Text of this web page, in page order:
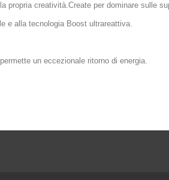
propria creatività.Create per dominare sulle
e alla tecnologia Boost ultrareattiva.
un eccezionale ritorno di energia.